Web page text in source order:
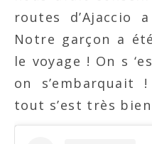
routes d’Ajaccio
Notre garçon a
le voyage ! On s
on s’embarquait
tout s’est très